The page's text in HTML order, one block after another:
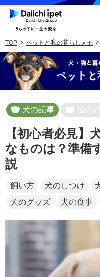
TOP ペットと私の暮らしメモ
犬の記事 猫の記
【初心者必見】
なものは？準備
説
飼い方 犬のしつけ
犬のグッズ
犬の食事